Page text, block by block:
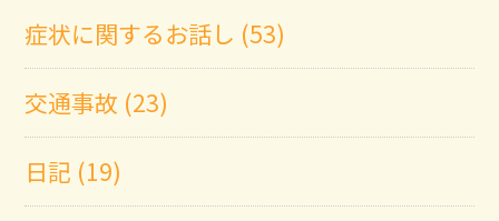
症状に関するお話し (53)
交通事故 (23)
日記 (19)